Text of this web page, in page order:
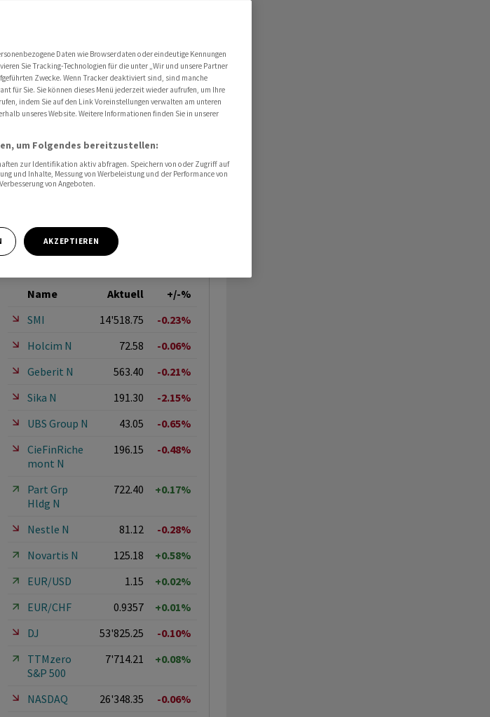
11‘000 Punkte
Name Aktuell
+/-%
SMI
14'518.75
-0.23%
Holcim N
72.58
-0.06%
Geberit N
563.40
-0.21%
Sika N
191.30
-2.15%
UBS Group N
43.05
-0.65%
CieFinRiche
mont N
196.15 -0.48%
Part Grp
Hldg N
722.40 +0.17%
Nestle N 81.12
-0.28%
Novartis N
125.18
+0.58%
EUR/USD
1.15
+0.02%
EUR/CHF
0.9357
+0.01%
DJ
53'825.25
-0.10%
TTMzero
S&P 500
7'714.21 +0.08%
NASDAQ 26'348.35
-0.06%
Daten wie Browserdaten oder eindeutige Kennungen
Sie Tracking-Technologien für die unter „Wir und unsere Partner
Zwecke. Wenn Tracker deaktiviert sind, sind manche
für Sie. Sie können dieses Menü jederzeit wieder aufrufen, um Ihre
indem Sie auf den Link Voreinstellungen verwalten am unteren
unseres Website. Weitere Informationen finden Sie in unserer
um Folgendes bereitzustellen:
zur Identifikation aktiv abfragen. Speichern von oder Zugriff auf
und Inhalte, Messung von Werbeleistung und der Performance von
von Angeboten.
AKZEPTIEREN